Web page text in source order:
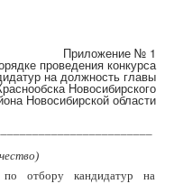
Приложение № 1
проведения конкурса
на должность главы
Новосибирского
Новосибирской области
отбору кандидатур на